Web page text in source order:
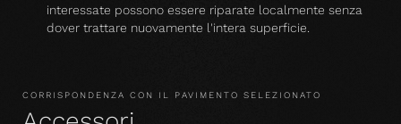
interessate possono essere riparate localmente senza
dover trattare nuovamente l'intera superficie.
CORRISPONDENZA CON IL PAVIMENTO SELEZIONATO